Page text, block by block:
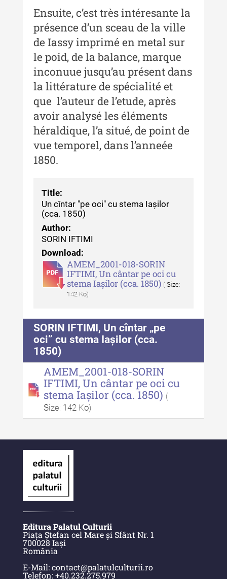
Anuarul Muzeului Etnografic al
Moldovei - XXII / 2022
Anuarul Muzeului Etnografic al
Moldovei - XXI / 2021
Anuarul Muzeului Etnografic al
Moldovei - XX / 2020
Indexul Complet
Buletinul Muzeului Științei și
Tehnicii ”Ștefan Procopiu”
Buletinul Muzeului Științei și
XV / Nr. 15 / 2021
Buletinul Muzeului Științei și
Tehnicii ”Ștefan Procopiu” - An
XIV / Nr. 14 / 2020
Buletinul Muzeului Științei și
Tehnicii ”Ștefan Procopiu” - An
XII / Nr. 13 / 2019
Indexul Complet
Buletinul Centrului de Cercetare și
Conservare-Restaurare a
Patrimoniului
Buletinul Centrului de Cercetare
și Conservare-Restaurare a
Patrimoniului - 2021
Buletinul Centrului de Cercetare
și Conservare-Restaurare a
Buletinul Centrului de Cercetare
și Conservare-Restaurare a
Patrimoniului - 2019
Indexul Complet
MediCult - Revista de mediere
culturală
MediCult - Revista de mediere
culturală IV (2025)
Ensuite, c’est très intéresante la
présence d’un sceau de la ville
de Iassy imprimé en metal sur
le poid, de la balance, marque
inconuue jusqu’au présent dans
la littérature de spécialité et
que l’auteur de l’etude, après
avoir analysé les éléments
héraldique, l’a situé, de point de
vue temporel, dans l’anneée
1850.
Title:
Un cîntar "pe oci" cu stema Iașilor
(cca. 1850)
Author:
SORIN IFTIMI
Download:
AMEM_2001-018-SORIN
IFTIMI, Un cântar pe oci cu
stema Iașilor (cca. 1850) ( Size:
142 Ko)
SORIN IFTIMI, Un cîntar „pe
oci” cu stema Iașilor (cca.
1850)
AMEM_2001-018-SORIN
IFTIMI, Un cântar pe oci cu
stema Iașilor (cca. 1850) (
Size: 142 Ko)
Editura Palatul Culturii
Piața Ștefan cel Mare și Sfânt Nr. 1
700028 Iași
România
E-Mail: contact@palatulculturii.ro
Telefon: +40.232.275.979